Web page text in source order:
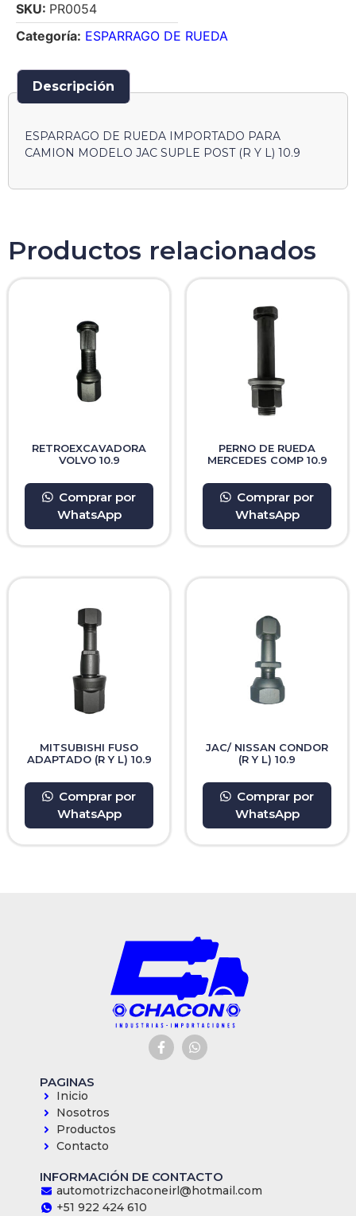
SKU: PR0054
Categoría: ESPARRAGO DE RUEDA
Descripción
ESPARRAGO DE RUEDA IMPORTADO PARA
CAMION MODELO JAC SUPLE POST (R Y L) 10.9
Productos relacionados
RETROEXCAVADORA
VOLVO 10.9
Comprar por
WhatsApp
PERNO DE RUEDA
MERCEDES COMP 10.9
Comprar por
WhatsApp
MITSUBISHI FUSO
ADAPTADO (R Y L) 10.9
Comprar por
WhatsApp
JAC/ NISSAN CONDOR
(R Y L) 10.9
Comprar por
WhatsApp
PAGINAS
Inicio
Nosotros
Productos
Contacto
INFORMACIÓN DE CONTACTO
automotrizchaconeirl@hotmail.com
+51 922 424 610